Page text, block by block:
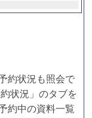
約状況も照会で
状況」のタブを
約中の資料一覧